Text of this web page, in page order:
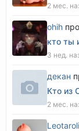
2 мес.
оhih
кто ты
3 нед.
декан
Кто из
2 мес.
Leotaroli